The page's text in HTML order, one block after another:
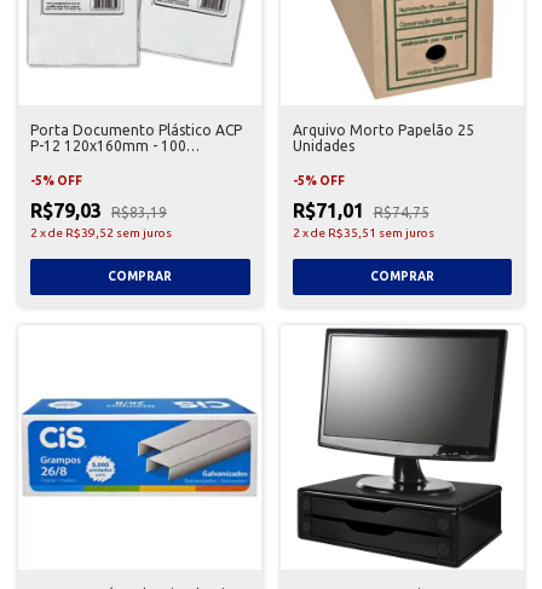
Porta Documento Plástico ACP
P-12 120x160mm - 100
-5% OFF
R$79,03 R$83,19
2 xde R$39,52 sem juros
Arquivo Morto Papelão 25
Unidades
-5% OFF
R$71,01 R$74,75
2 xde R$35,51 sem juros